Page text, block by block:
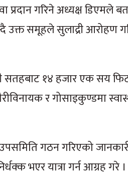
प्रदान गरिने अध्यक्ष डिएमले
उक्त समूहले सुलाद्री आरोहण
सतहबाट १४ हजार एक सय
र गोसाइकुण्डमा
गठन गरिएको
भएर यात्रा गर्न आग्रह गरे ।